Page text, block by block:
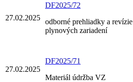
27.02.2025
DF2025/72
odborné prehliadky a revízie
plynových zariadení
27.02.2025
DF2025/71
Materiál údržba VZ